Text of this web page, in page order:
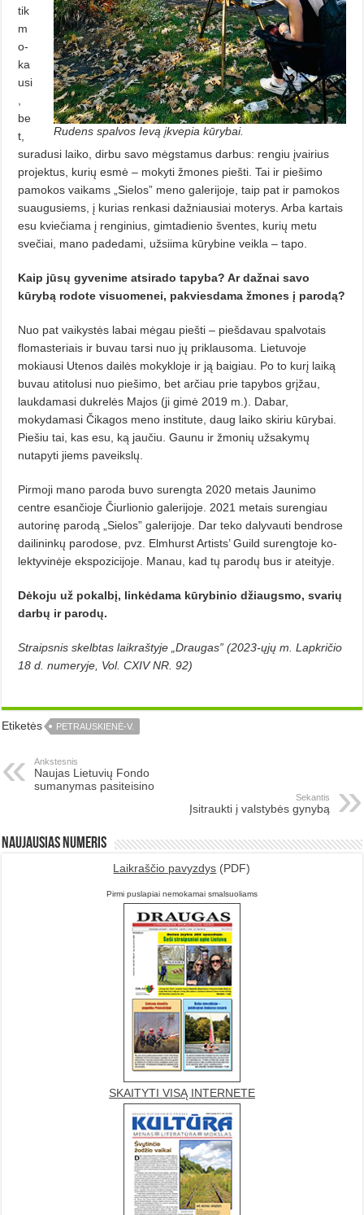
Rudens spalvos Ievą įkvepia kūrybai.
tik
m
o­
ka
usi
be
t,
suradusi laiko, dirbu savo mėgstamus darbus: rengiu įvairius
pro­jektus, kurių esmė – mokyti žmo­nes piešti. Tai ir piešimo
pamokos vai­kams „Sielos” meno galerijoje, taip pat ir pamokos
suaugusiems, į kurias renkasi dažniausiai moterys. Arba kartais
esu kviečiama į rengi­nius, gimtadienio šventes, kurių me­tu
svečiai, mano padedami, užsiima kūrybine veikla – tapo.
Kaip jūsų gyvenime atsirado tapyba? Ar dažnai savo
kūrybą rodote visuomenei, pakviesdama žmo­nes į parodą?
Nuo pat vaikystės labai mėgau piešti – piešdavau spalvotais
flomasteriais ir buvau tarsi nuo jų priklausoma. Lietuvoje
mokiausi Utenos dai­lės mokykloje ir ją baigiau. Po to kurį laiką
buvau atitolusi nuo piešimo, bet arčiau prie tapybos grįžau,
laukda­ma­si dukrelės Majos (ji gimė 2019 m.). Dabar,
mokydamasi Čikagos meno institute, daug laiko skiriu kūrybai.
Piešiu tai, kas esu, ką jaučiu. Gaunu ir žmonių užsakymų
nutapyti jiems paveikslų.
Pirmoji mano paroda buvo su­reng­ta 2020 metais Jaunimo
centre esančioje Čiurlionio galerijoje. 2021 metais surengiau
autorinę parodą „Sielos” galerijoje. Dar teko dalyvauti bendrose
dailininkų parodose, pvz. Elmhurst Artists’ Guild surengtoje ko­­
lektyvinėje ekspozicijoje. Manau, kad tų parodų bus ir ateityje.
Dėkoju už pokalbį, linkėdama kūrybinio džiaugsmo, svarių
dar­bų ir parodų.
Straipsnis skelbtas laikraštyje „Draugas” (2023-ųjų m. Lapkričio
18 d. numeryje, Vol. CXIV NR. 92)
Etiketės PETRAUSKIENĖ-V.
Ankstesnis
Naujas Lietuvių Fondo
sumanymas pasiteisino
Sekantis
Įsitraukti į valstybės gynybą
Naujausias numeris
Laikraščio pavyzdys (PDF)
Pirmi puslapiai nemokamai smalsuoliams
SKAITYTI VISĄ INTERNETE